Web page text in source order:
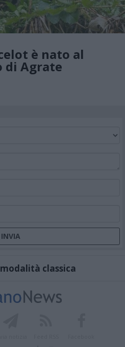
è nato al
di Agrate
classica